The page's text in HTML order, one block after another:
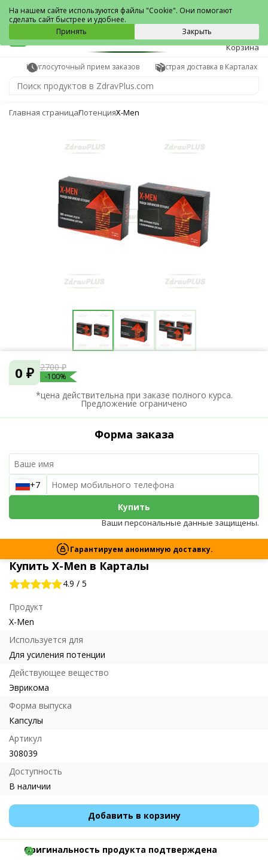
Карталы
0
Корзина
Круглосуточный прием заказов Быстрая доставка в Карталах
Главная страницаПотенцияX-Men
Купить X-Men в Карталы
4.9 / 5
Продукт
X-Men
Используется для
Для усиления потенции
Действующее вещество
Эврикома
Форма выпуска
Капсулы
Артикул
308039
Доступность
В наличии
Добавить в корзину
0 ₽ 2700 ₽
-100%
*цена действительна при заказе полного курса.
Предложение ограничено
Форма заказа
+7
Купить
Ваши персональные данные защищены.
Гарантируем анонимную доставку.
Оригинальность продукта подтверждена
На нашем сайте используются файлы "Cookie". Они помогают
сделать сайт быстрее и удобнее.
Принять
Закрыть